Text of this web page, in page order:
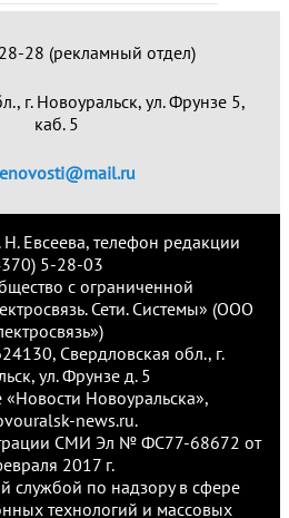
28 (рекламный отдел)
г. Новоуральск, ул. Фрунзе 5,
каб. 5
Евсеева, телефон редакции
5-28-03
с ограниченной
Сети. Системы» (ООО
Свердловская обл., г.
ул. Фрунзе д. 5
«Новости Новоуральска»,
news.ru.
СМИ Эл № ФС77-68672 от
2017 г.
службой по надзору в сфере
технологий и массовых